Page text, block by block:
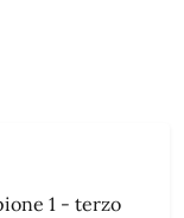
1 - terzo